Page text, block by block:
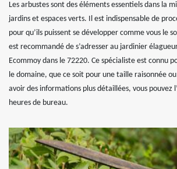
Les arbustes sont des éléments essentiels dans la
jardins et espaces verts. Il est indispensable de
pour qu’ils puissent se développer comme vous le
est recommandé de s’adresser au jardinier
Ecommoy dans le 72220. Ce spécialiste est connu
le domaine, que ce soit pour une taille raisonnée
avoir des informations plus détaillées, vous pouvez
heures de bureau.